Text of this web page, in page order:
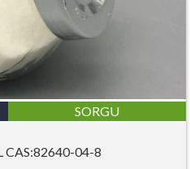
SORGU
CAS:82640-04-8